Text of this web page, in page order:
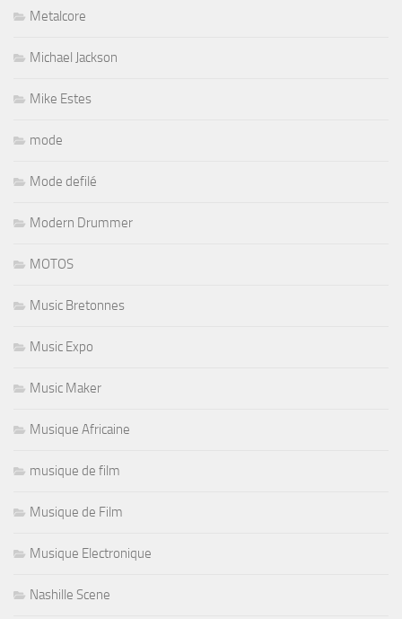
Metalcore
Michael Jackson
Mike Estes
mode
Mode defilé
Modern Drummer
MOTOS
Music Bretonnes
Music Expo
Music Maker
Musique Africaine
musique de film
Musique de Film
Musique Electronique
Nashille Scene